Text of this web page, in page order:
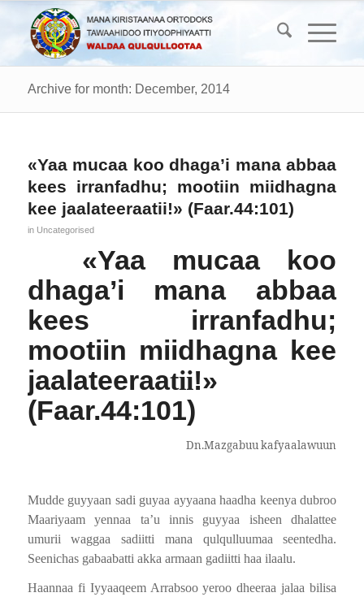
Archive for month: December, 2014
«Yaa mucaa koo dhaga’i mana abbaa
kees irranfadhu; mootiin miidhagna
kee jaalateeraatii!» (Faar.44:101)
in Uncategorised
«Yaa mucaa koo
dhaga’i mana abbaa
kees irranfadhu;
mootiin miidhagna kee
jaalateeraatii!»
(Faar.44:101)
Dn.Mazgabuu kafyaalawuun
Mudde guyyaan sadi guyaa ayyaana haadha keenya dubroo
Maariyaam yennaa ta’u innis guyyaa isheen dhalattee
umurii waggaa sadiitti mana qulqulluumaa seentedha.
Seenichas gabaabatti akka armaan gadiitti haa ilaalu.
Haannaa fi Iyyaaqeem Arrabsoo yeroo dheeraa jalaa bilisa